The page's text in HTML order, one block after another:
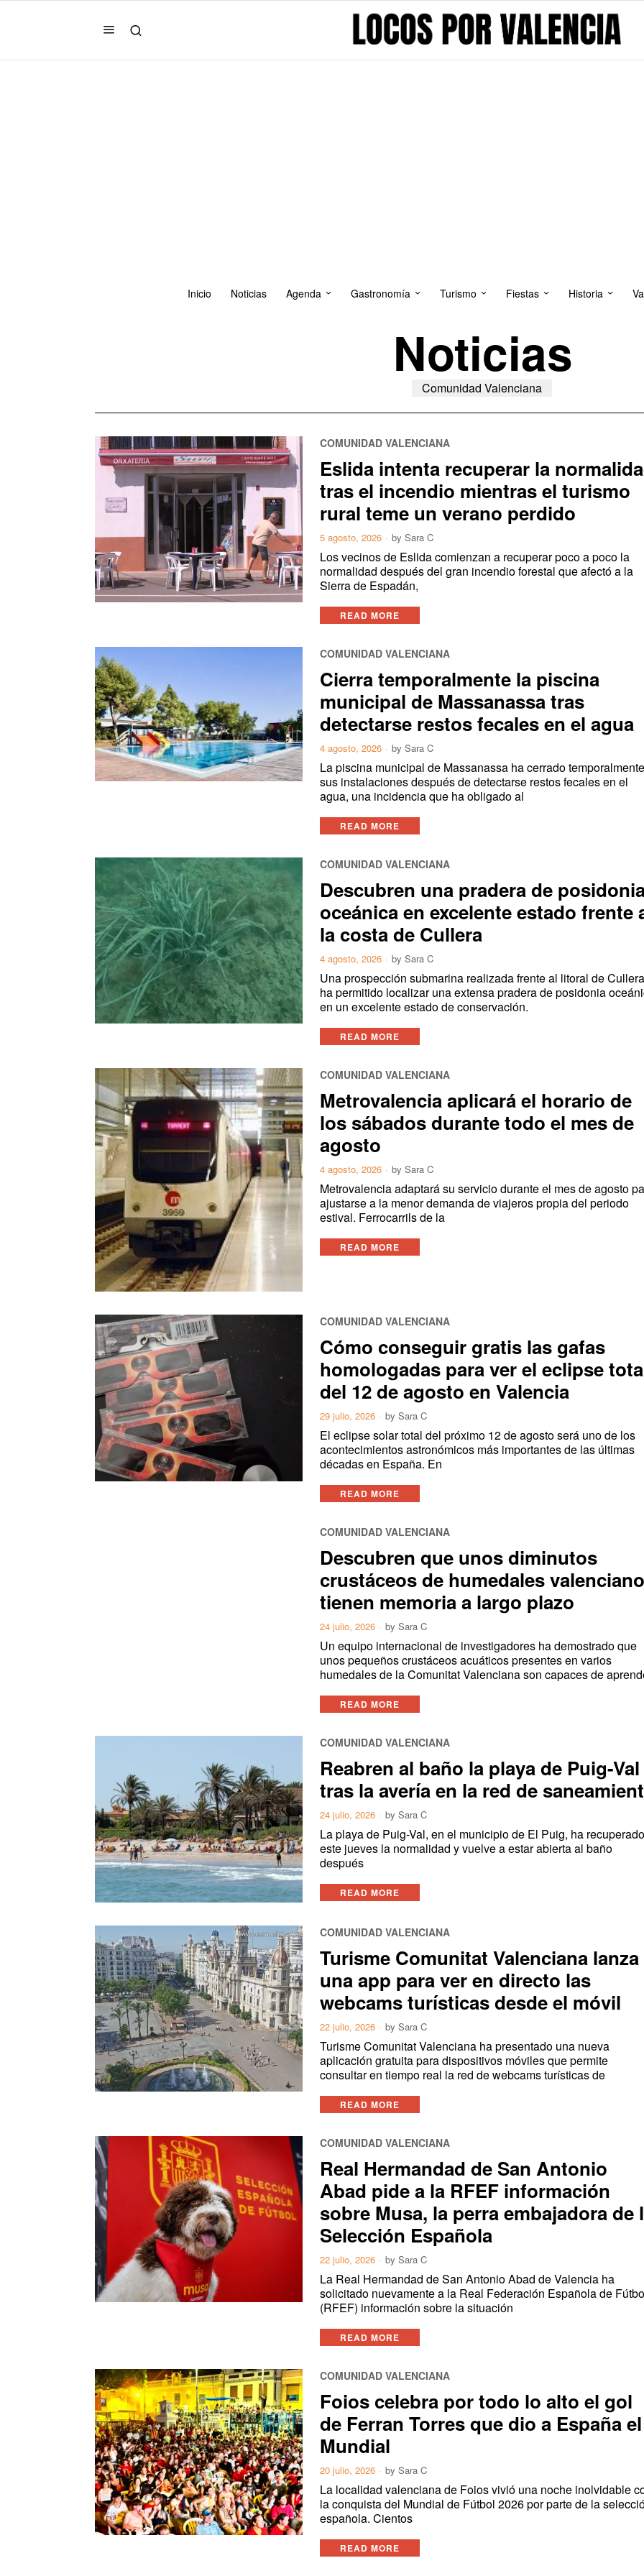
Inicio Noticias Agenda Gastronomía Turismo Fiestas Historia
Noticias
Comunidad Valenciana
COMUNIDAD VALENCIANA
Eslida intenta recuperar la
tras el incendio mientras el turismo
rural teme un verano perdido
5 agosto, 2026 bySara C
Los vecinos de Eslida comienzan a recuperar poco a poco la
normalidad después del gran incendio forestal que afectó a la
Sierra de Espadán,
READ MORE
COMUNIDAD VALENCIANA
Cierra temporalmente la piscina
municipal de Massanassa tras
detectarse restos fecales en el agua
4 agosto, 2026 bySara C
La piscina municipal de Massanassa ha cerrado
sus instalaciones después de detectarse restos fecales en el
agua, una incidencia que ha obligado al
READ MORE
COMUNIDAD VALENCIANA
Descubren una pradera de
oceánica en excelente estado frente
la costa de Cullera
4 agosto, 2026 bySara C
Una prospección submarina realizada frente al litoral de
ha permitido localizar una extensa pradera de posidonia
en un excelente estado de conservación.
READ MORE
COMUNIDAD VALENCIANA
Metrovalencia aplicará el horario de
los sábados durante todo el mes de
agosto
4 agosto, 2026 bySara C
Metrovalencia adaptará su servicio durante el mes de agosto
ajustarse a la menor demanda de viajeros propia del periodo
estival. Ferrocarrils de la
READ MORE
COMUNIDAD VALENCIANA
Cómo conseguir gratis las gafas
homologadas para ver el eclipse
del 12 de agosto en Valencia
29 julio, 2026 bySara C
El eclipse solar total del próximo 12 de agosto será uno de los
acontecimientos astronómicos más importantes de las últimas
décadas en España. En
READ MORE
COMUNIDAD VALENCIANA
Descubren que unos diminutos
crustáceos de humedales
tienen memoria a largo plazo
24 julio, 2026 bySara C
Un equipo internacional de investigadores ha demostrado que
unos pequeños crustáceos acuáticos presentes en varios
humedales de la Comunitat Valenciana son capaces de
READ MORE
COMUNIDAD VALENCIANA
Reabren al baño la playa de Puig-Val
tras la avería en la red de
24 julio, 2026 bySara C
La playa de Puig-Val, en el municipio de El Puig, ha
este jueves la normalidad y vuelve a estar abierta al baño
después
READ MORE
COMUNIDAD VALENCIANA
Turisme Comunitat Valenciana lanza
una app para ver en directo las
webcams turísticas desde el móvil
22 julio, 2026 bySara C
Turisme Comunitat Valenciana ha presentado una nueva
aplicación gratuita para dispositivos móviles que permite
consultar en tiempo real la red de webcams turísticas de
READ MORE
COMUNIDAD VALENCIANA
Real Hermandad de San Antonio
Abad pide a la RFEF información
sobre Musa, la perra embajadora de
Selección Española
22 julio, 2026 bySara C
La Real Hermandad de San Antonio Abad de Valencia ha
solicitado nuevamente a la Real Federación Española de
(RFEF) información sobre la situación
READ MORE
COMUNIDAD VALENCIANA
Foios celebra por todo lo alto el gol
de Ferran Torres que dio a España el
Mundial
20 julio, 2026 bySara C
La localidad valenciana de Foios vivió una noche inolvidable
la conquista del Mundial de Fútbol 2026 por parte de la
española. Cientos
READ MORE